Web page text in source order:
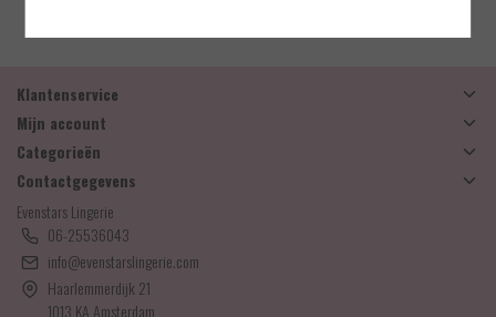
Klantenservice
Mijn account
Categorieën
Contactgegevens
Evenstars Lingerie
06-25536043
info@evenstarslingerie.com
Haarlemmerdijk 21
1013 KA Amsterdam